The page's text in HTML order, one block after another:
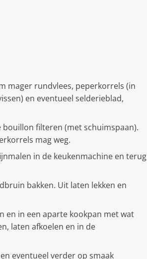
mager rundvlees, peperkorrels (in
en eventueel selderieblad,
filteren (met schuimspaan).
mag weg.
in de keukenmachine en terug
bakken. Uit laten lekken en
en in een aparte kookpan met wat
laten afkoelen en in de
eventueel verder op smaak